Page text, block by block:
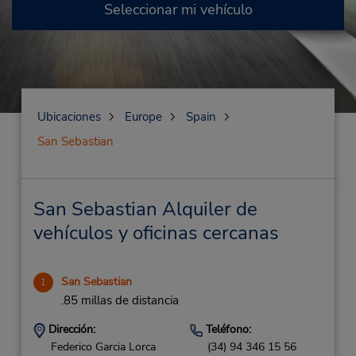
Seleccionar mi vehículo
Ubicaciones Europe
Spain
San Sebastian
San Sebastian Alquiler de
vehículos y oficinas cercanas
1 San Sebastian
.85 millas de distancia
Dirección:
Federico Garcia Lorca
Teléfono:
(34) 94 346 15 56